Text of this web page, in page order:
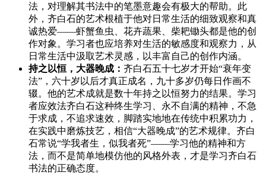
法，对理解其书法中的笔墨意趣会有极大的帮助。此
外，齐白石的艺术根植于他对日常生活的细致观察和真
诚热爱——虾蟹鱼虫、花卉蔬果、柴耙锄头都是他的创
作对象。学习者也应培养对生活的敏感度和观察力，从
日常生活中汲取艺术灵感，以丰富自己的创作内涵。
持之以恒，大器晚成： 齐白石五十七岁才开始“衰年变
法”，六十岁以后才真正成名，九十多岁仍每日作画不
辍。他的艺术成就是数十年持之以恒努力的结果。学习
者应效法齐白石这种终生学习、永不自满的精神，不急
于求成，不追求速效，脚踏实地地在传统中积累功力，
在实践中磨炼技艺，相信“大器晚成”的艺术规律。齐白
石常说“学我者生，似我者死”——学习他的精神和方
法，而不是简单地模仿他的风格外表，才是学习齐白石
书法的正确态度。